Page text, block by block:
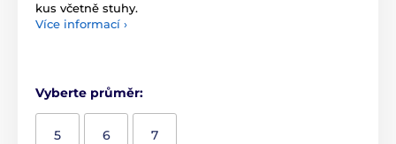
kus včetně stuhy.
Více informací ›
Vyberte průměr:
5 6 7